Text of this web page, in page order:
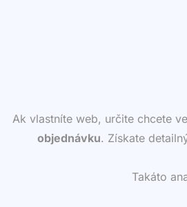
Ak vlastníte web, určite chcete
objednávku. Získate
Takáto